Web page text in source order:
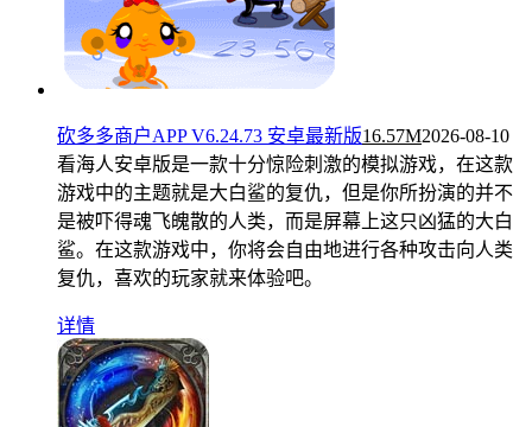
砍多多商户APP V6.24.73 安卓最新版16.57M2026-08-10
看海人安卓版是一款十分惊险刺激的模拟游戏，在这款
游戏中的主题就是大白鲨的复仇，但是你所扮演的并不
是被吓得魂飞魄散的人类，而是屏幕上这只凶猛的大白
鲨。在这款游戏中，你将会自由地进行各种攻击向人类
复仇，喜欢的玩家就来体验吧。
详情